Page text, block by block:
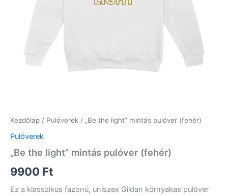
Kezdőlap / Pulóverek / „Be the light” mintás pulóver (fehér)
Pulóverek
„Be the light” mintás pulóver (fehér)
9900 Ft
Ez a klasszikus fazonú, uniszex Gildan környakas pulóver